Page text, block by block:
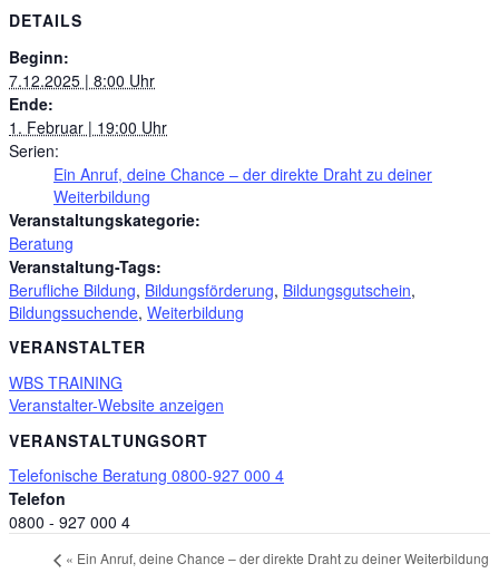
DETAILS
Beginn:
7.12.2025 | 8:00 Uhr
Ende:
1. Februar | 19:00 Uhr
Serien:
Ein Anruf, deine Chance – der direkte Draht zu deiner
Weiterbildung
Veranstaltungskategorie:
Beratung
Veranstaltung-Tags:
Berufliche Bildung, Bildungsförderung, Bildungsgutschein,
Bildungssuchende, Weiterbildung
VERANSTALTER
WBS TRAINING
Veranstalter-Website anzeigen
VERANSTALTUNGSORT
Telefonische Beratung 0800-927 000 4
Telefon
0800 - 927 000 4
« Ein Anruf, deine Chance – der direkte Draht zu deiner Weiterbildung